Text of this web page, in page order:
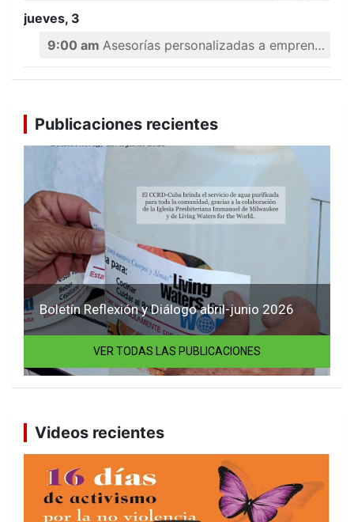
jueves, 3
9:00 am Asesorías personalizadas a emprendedores
Publicaciones recientes
Boletín Reflexión y Diálogo abril-junio 2026
VER TODAS LAS PUBLICACIONES
Videos recientes